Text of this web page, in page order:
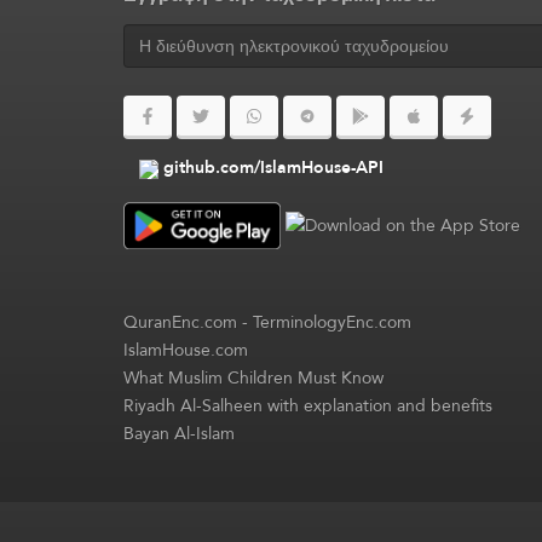
github.com/IslamHouse-API
QuranEnc.com-TerminologyEnc.com
IslamHouse.com
What Muslim Children Must Know
Riyadh Al-Salheen with explanation and benefits
Bayan Al-Islam